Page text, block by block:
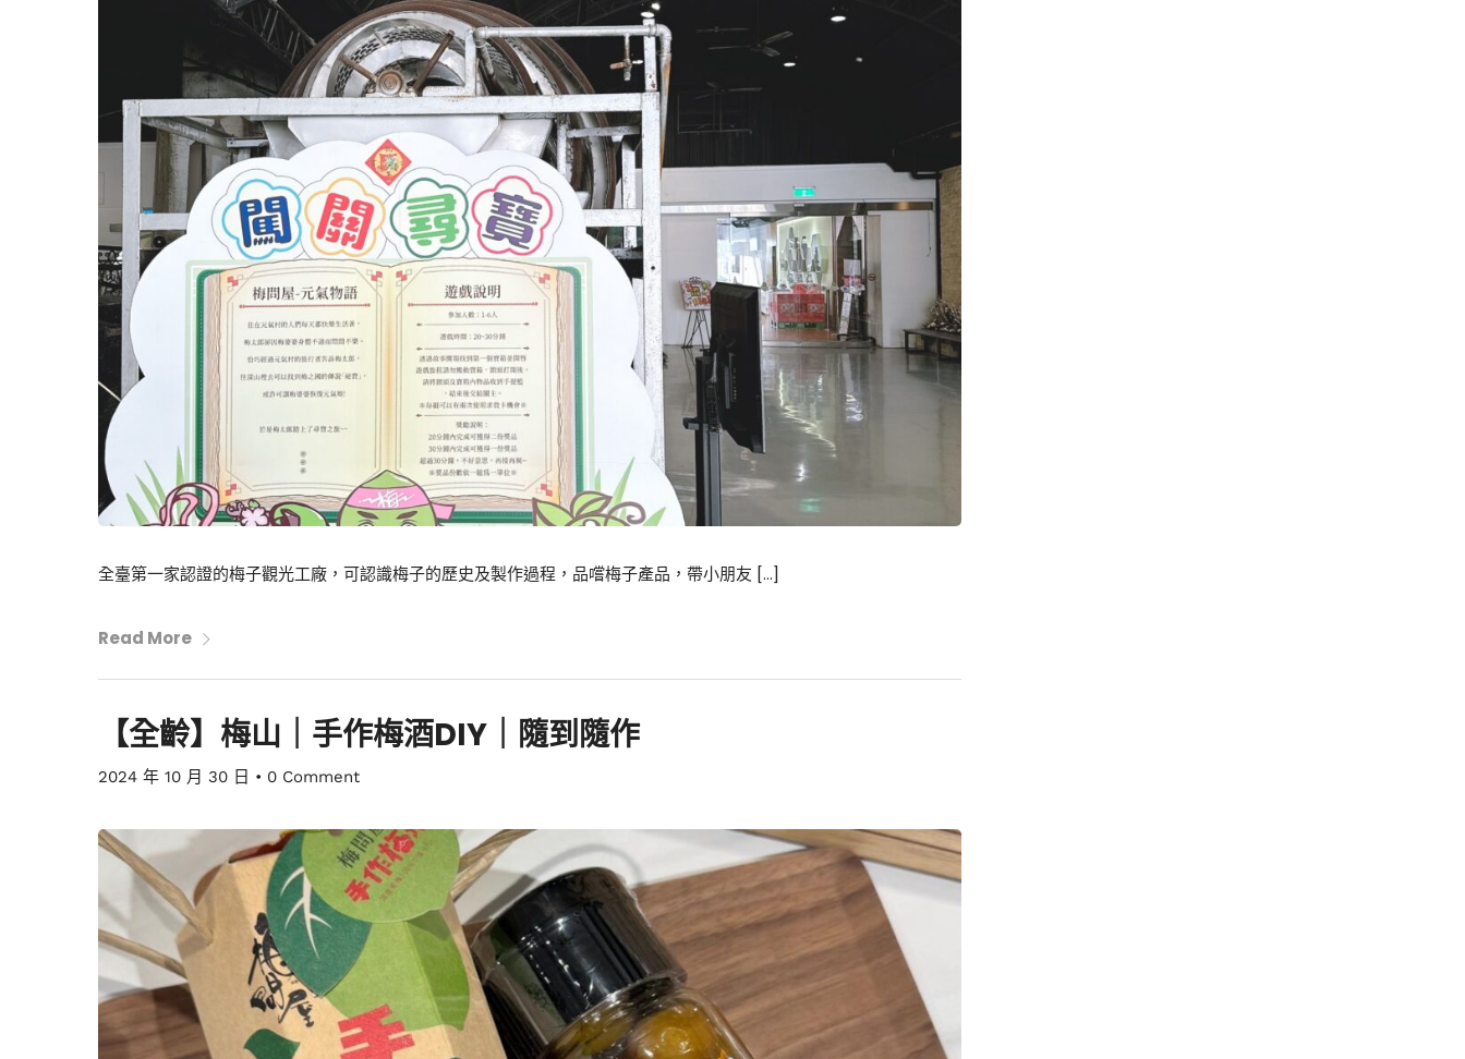
全臺第一家認證的梅子觀光工廠，可認識梅子的歷史及製作過程，品嚐梅子產品，帶小朋友 […]
Read More
【全齡】梅山｜手作梅酒DIY｜隨到隨作
2024 年 10 月 30 日 • 0 Comment